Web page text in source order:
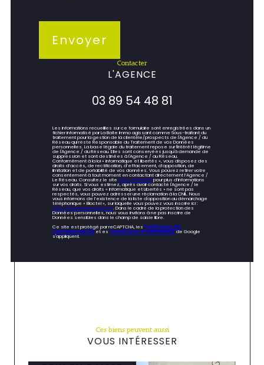
Envoyer
contacter
L'AGENCE
03 89 54 48 81
Les informations recueillies sur ce formulaire sont enregistrées dans un
fichier informatisé par La Boite Immo agissant comme Sous-traitant du
traitement pour la gestion de la clientèle/prospects de l'Agence / du
Réseau qui reste Responsable du Traitement de vos Données
personnelles. La base légale du traitement repose sur l'intérêt légitime
de l'Agence / du Réseau. Elles sont conservées jusqu'à demande de
suppression et sont destinées à l'Agence / au Réseau.
Conformément à la loi « informatique et libertés », vous disposez des
droits d’accès, de rectification, d’effacement, d’opposition, de
limitation et de portabilité de vos données. Vous pouvez retirer votre
consentement à tout moment en contactant directement l’Agence /
Le Réseau. Consultez le sitehttps://cnil.fr/frpour plus d’informations
sur vos droits. Si vous estimez, après avoir contacté l'Agence / le
Réseau, que vos droits « Informatique et Libertés » ne sont pas
respectés, vous pouvez adresser une réclamation à la CNIL. Nous
vous informons de l’existence de la liste d'opposition au démarchage
téléphonique « Bloctel », sur laquelle vous pouvez vous inscrire ici :
https://www.bloctel.gouv.fr. Dans le cadre de la protection des
Données personnelles, nous vous invitons à ne pas inscrire de
Données sensibles dans le champ de saisie libre.
Ce site est protégé par reCAPTCHA, lesPolitiques de
Confidentialitéet esConditions d'utilisationde Google
s'appliquent.
Ces biens peuvent aussi
VOUS INTÉRESSER